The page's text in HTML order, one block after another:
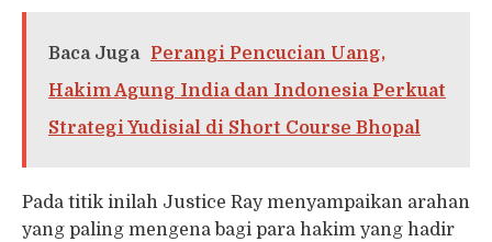
Baca Juga
Perangi Pencucian Uang,
Hakim Agung India dan Indonesia Perkuat
Strategi Yudisial di Short Course Bhopal
Pada titik inilah Justice Ray menyampaikan arahan
yang paling mengena bagi para hakim yang hadir